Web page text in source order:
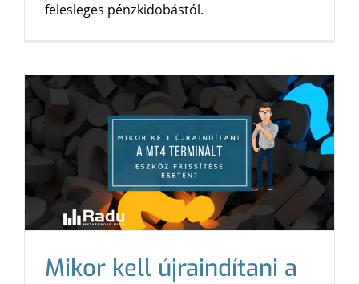
felesleges pénzkidobástól.
Mikor kell újraindítani a